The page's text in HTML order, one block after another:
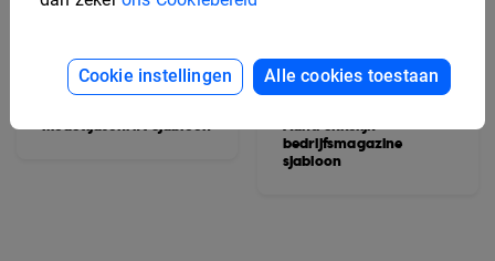
Modetijdschrift Sjabloon
Aantrekkelijk
bedrijfsmagazine
sjabloon
Cookie instellingen Alle cookies toestaan